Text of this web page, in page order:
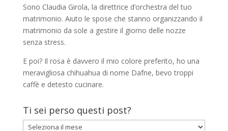
Sono Claudia Girola, la direttrice d’orchestra del tuo
matrimonio. Aiuto le spose che stanno organizzando il
matrimonio da sole a gestire il giorno delle nozze
senza stress.
E poi? Il rosa è davvero il mio colore preferito, ho una
meravigliosa chihuahua di nome Dafne, bevo troppi
caffè e detesto cucinare.
Ti sei perso questi post?